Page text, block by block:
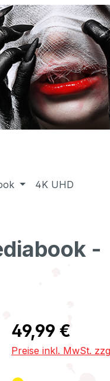
4K UHD
-
Regulärer Preis:
49,99 €
Preise inkl. MwSt.